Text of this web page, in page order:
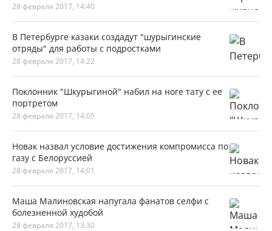
28 февраля 2017, 14:40
В Петербурге казаки создадут "шурыгинские
отряды" для работы с подростками
28 февраля 2017, 14:22
Поклонник "Шкурыгиной" набил на ноге тату с ее
портретом
28 февраля 2017, 14:05
Новак назвал условие достижения компромисса по
газу с Белоруссией
28 февраля 2017, 14:01
Маша Малиновская напугала фанатов селфи с
болезненной худобой
28 февраля 2017, 13:30